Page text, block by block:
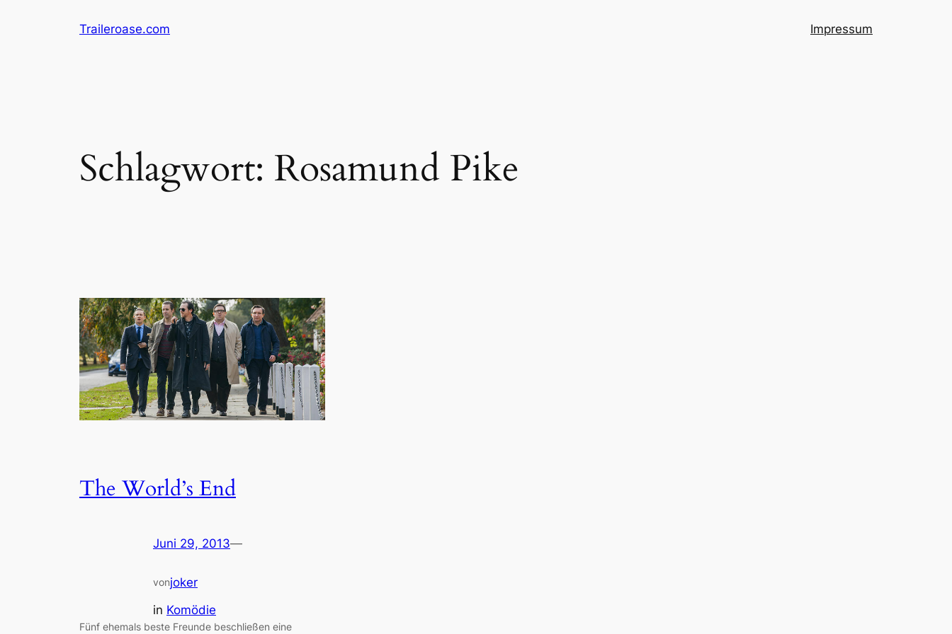
Traileroase.com Impressum
Schlagwort: Rosamund Pike
The World’s End
Juni 29, 2013—
vonjoker
in Komödie
Fünf ehemals beste Freunde beschließen eine